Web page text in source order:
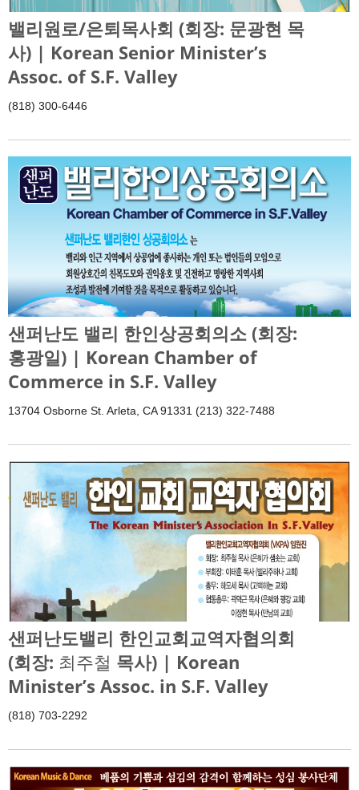
밸리원로/은퇴목사회 (회장: 문광현 목
사) | Korean Senior Minister’s
Assoc. of S.F. Valley
(818) 300-6446
샌퍼난도 밸리 한인상공회의소 (회장:
홍광일) | Korean Chamber of
Commerce in S.F. Valley
13704 Osborne St. Arleta, CA 91331 (213) 322-7488
샌퍼난도밸리 한인교회교역자협의회
(회장: 최주철 목사) | Korean
Minister’s Assoc. in S.F. Valley
(818) 703-2292